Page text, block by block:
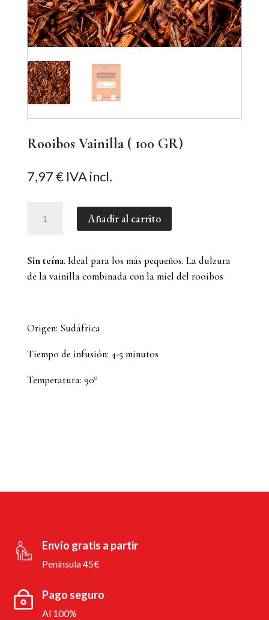
Rooibos Vainilla ( 100 GR)
7,97€ IVA incl.
Vainilla
GR)
cantidad
Añadir al carrito
Sin teína. Ideal para los más pequeños. La dulzura
de la vainilla combinada con la miel del rooibos
Origen: Sudáfrica
Tiempo de infusión: 4-5 minutos
Temperatura: 90º
Envío gratis a partir
Península 45€
Pago seguro
Al 100%